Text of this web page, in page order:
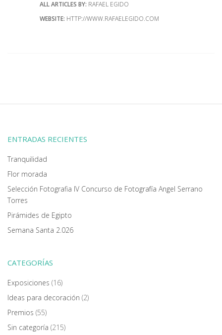
ALL ARTICLES BY: RAFAEL EGIDO
WEBSITE: HTTP://WWW.RAFAELEGIDO.COM
ENTRADAS RECIENTES
Tranquilidad
Flor morada
Selección Fotografia IV Concurso de Fotografía Angel Serrano
Torres
Pirámides de Egipto
Semana Santa 2.026
CATEGORÍAS
Exposiciones (16)
Ideas para decoración (2)
Premios (55)
Sin categoría (215)